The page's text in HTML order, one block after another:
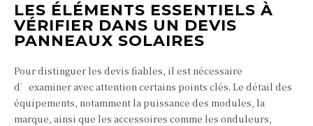
LES ÉLÉMENTS ESSENTIELS À
VÉRIFIER DANS UN DEVIS
PANNEAUX SOLAIRES
Pour distinguer les devis fiables, il est nécessaire
d’examiner avec attention certains points clés. Le détail des
équipements, notamment la puissance des modules, la
marque, ainsi que les accessoires comme les onduleurs,